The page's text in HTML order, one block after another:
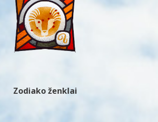
Zodiako ženklai